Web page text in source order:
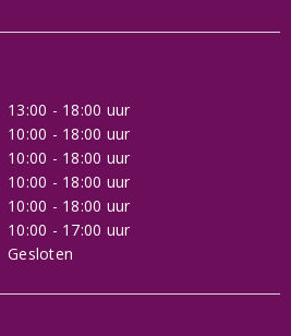
13:00 - 18:00 uur
10:00 - 18:00 uur
10:00 - 18:00 uur
10:00 - 18:00 uur
10:00 - 18:00 uur
10:00 - 17:00 uur
Gesloten